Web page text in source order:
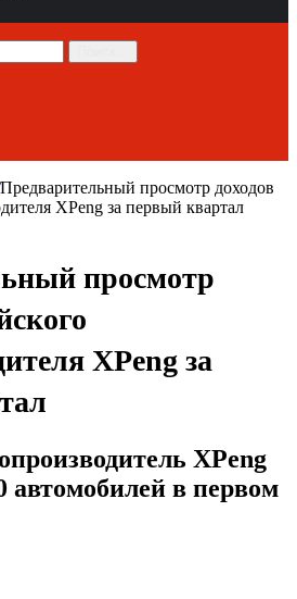
Предварительный просмотр доходов
XPeng за первый квартал
просмотр
XPeng за
XPeng
автомобилей в первом